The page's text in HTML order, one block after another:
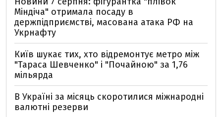
Міндіча" отримала посаду в
держпідприємстві, масована атака РФ на
Укрнафту
Київ шукає тих, хто відремонтує метро між
"Тараса Шевченко" і "Почайною" за 1,76
мільярда
В Україні за місяць скоротилися міжнародні
валютні резерви